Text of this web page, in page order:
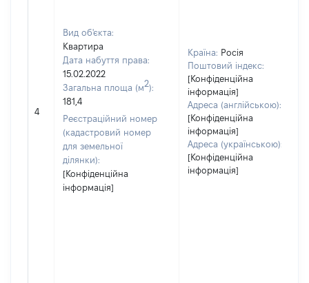
4
Вид об'єкта:
Квартира
Дата набуття права:
15.02.2022
Загальна площа (м2):
181,4
Реєстраційний номер
(кадастровий номер
для земельної
ділянки):
[Конфіденційна
інформація]
Країна: Росія
Поштовий індекс:
[Конфіденційна
інформація]
Адреса (англійською):
[Конфіденційна
інформація]
Адреса (українською):
[Конфіденційна
інформація]